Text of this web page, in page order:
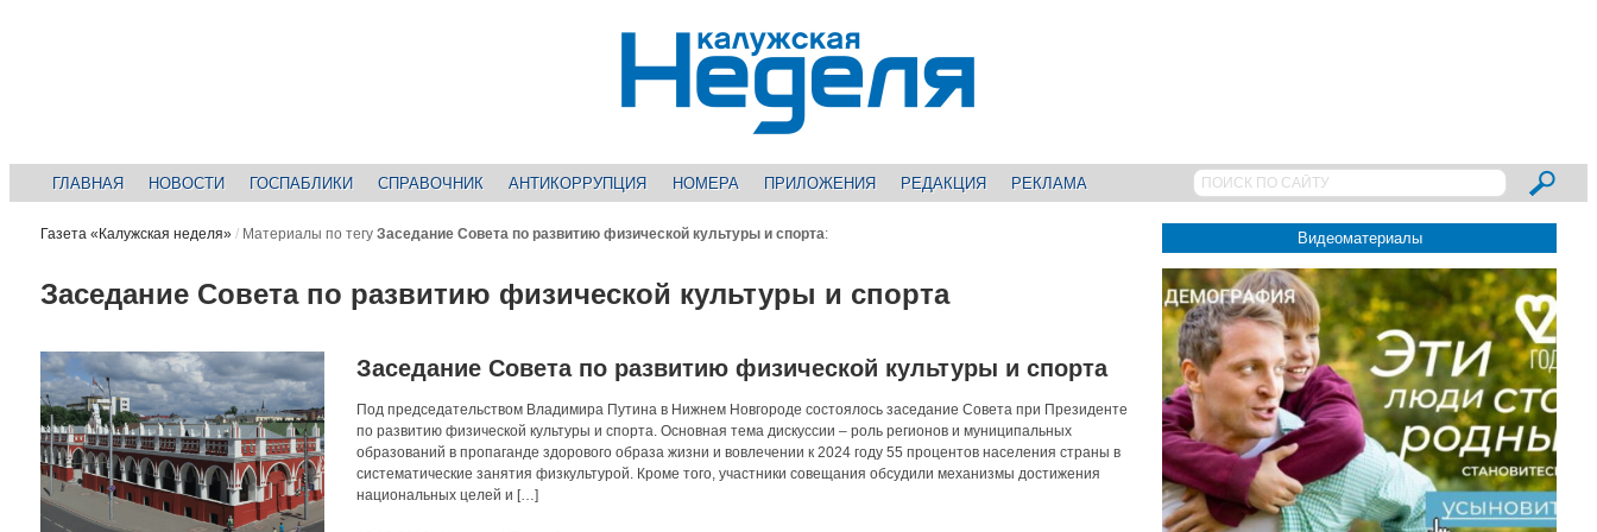
ГЛАВНАЯ НОВОСТИ ГОСПАБЛИКИ СПРАВОЧНИК АНТИКОРРУПЦИЯ НОМЕРА ПРИЛОЖЕНИЯ РЕДАКЦИЯ РЕКЛАМА
Газета «Калужская неделя» / Материалы по тегу Заседание Совета по развитию физической культуры и спорта:
Заседание Совета по развитию физической культуры и спорта
Заседание Совета по развитию физической культуры и спорта
Под председательством Владимира Путина в Нижнем Новгороде состоялось заседание Совета при Президенте
по развитию физической культуры и спорта. Основная тема дискуссии – роль регионов и муниципальных
образований в пропаганде здорового образа жизни и вовлечении к 2024 году 55 процентов населения страны в
систематические занятия физкультурой. Кроме того, участники совещания обсудили механизмы достижения
национальных целей и […]
Видеоматериалы